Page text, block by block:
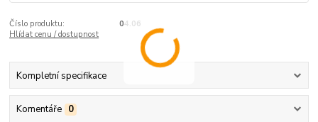
Číslo produktu:
04.06
Hlídat cenu / dostupnost
Kompletní specifikace
Komentáře 0